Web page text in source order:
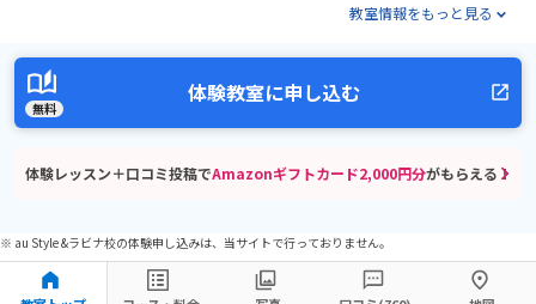
教室情報をもっと見る
無料
体験教室に申し込む
体験レッスン＋口コミ投稿でAmazonギフトカード2,000円分がもらえる！
※ au Style &ラビナ校の体験申し込みは、当サイトで行っておりません。